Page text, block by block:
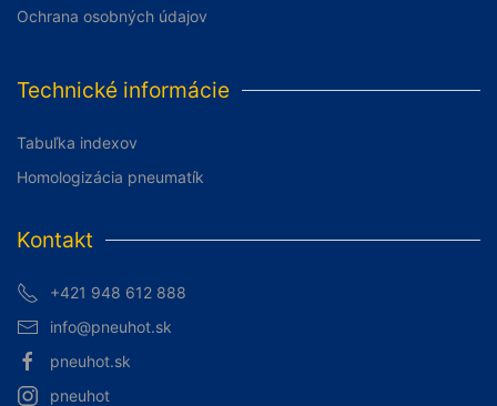
Ochrana osobných údajov
Technické informácie
Tabuľka indexov
Homologizácia pneumatík
Kontakt
+421 948 612 888
info@pneuhot.sk
pneuhot.sk
pneuhot